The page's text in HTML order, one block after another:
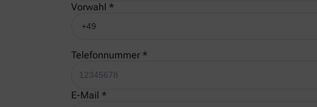
Vorwahl *
Telefonnummer *
E-Mail *